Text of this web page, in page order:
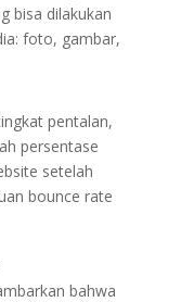
bisa dilakukan
foto, gambar,
pentalan,
persentase
setelah
bounce rate
bahwa